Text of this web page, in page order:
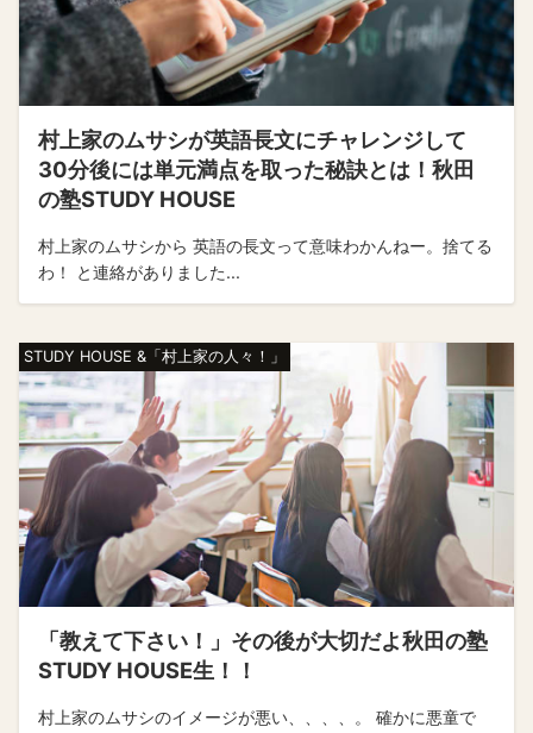
村上家のムサシが英語長文にチャレンジして
30分後には単元満点を取った秘訣とは！秋田
の塾STUDY HOUSE
村上家のムサシから 英語の長文って意味わかんねー。捨てる
わ！ と連絡がありました...
STUDY HOUSE &「村上家の人々！」
「教えて下さい！」その後が大切だよ秋田の塾
STUDY HOUSE生！！
村上家のムサシのイメージが悪い、、、、。 確かに悪童で